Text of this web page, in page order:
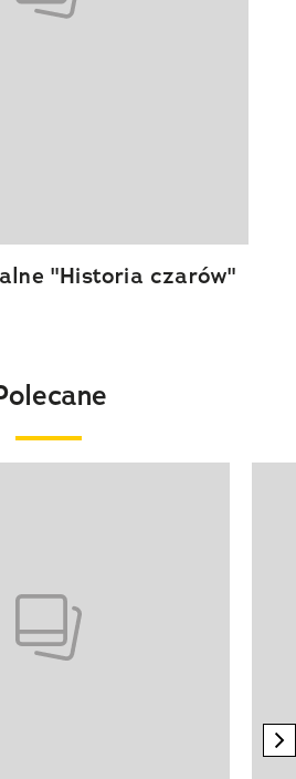
"Historia czarów"